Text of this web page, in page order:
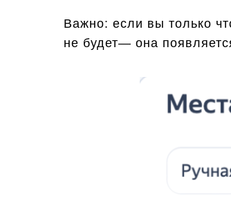
Важно: если вы только
не будет— она